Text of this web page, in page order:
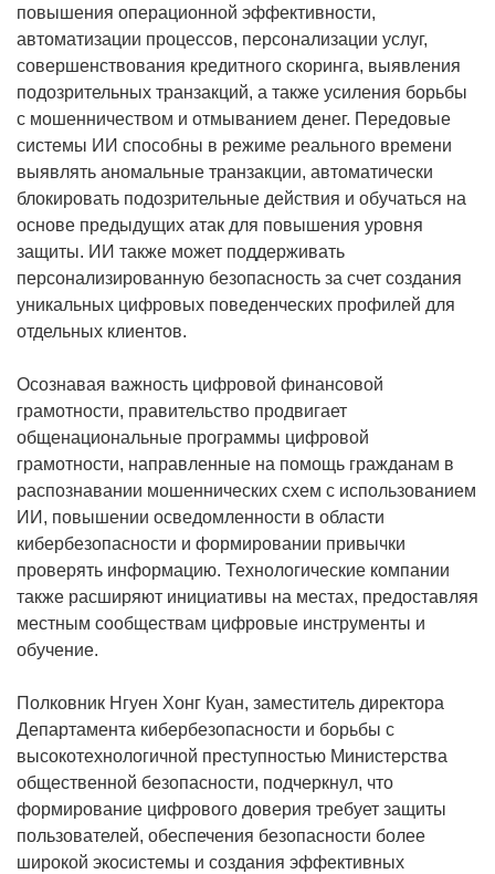
повышения операционной эффективности,
автоматизации процессов, персонализации услуг,
совершенствования кредитного скоринга, выявления
подозрительных транзакций, а также усиления борьбы
с мошенничеством и отмыванием денег. Передовые
системы ИИ способны в режиме реального времени
выявлять аномальные транзакции, автоматически
блокировать подозрительные действия и обучаться на
основе предыдущих атак для повышения уровня
защиты. ИИ также может поддерживать
персонализированную безопасность за счет создания
уникальных цифровых поведенческих профилей для
отдельных клиентов.
Осознавая важность цифровой финансовой
грамотности, правительство продвигает
общенациональные программы цифровой
грамотности, направленные на помощь гражданам в
распознавании мошеннических схем с использованием
ИИ, повышении осведомленности в области
кибербезопасности и формировании привычки
проверять информацию. Технологические компании
также расширяют инициативы на местах, предоставляя
местным сообществам цифровые инструменты и
обучение.
Полковник Нгуен Хонг Куан, заместитель директора
Департамента кибербезопасности и борьбы с
высокотехнологичной преступностью Министерства
общественной безопасности, подчеркнул, что
формирование цифрового доверия требует защиты
пользователей, обеспечения безопасности более
широкой экосистемы и создания эффективных